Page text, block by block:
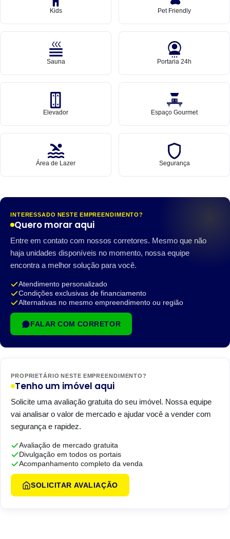
Kids Pet Friendly
Sauna Portaria 24h
Elevador Espaço Gourmet
Área de Lazer Segurança
INTERESSADO NESTE EMPREENDIMENTO?
Quero morar aqui
Entre em contato com nossos corretores. Mesmo que não
haja unidades disponíveis no momento, nossa equipe
encontra a melhor solução para você.
Atendimento personalizado
Condições exclusivas de financiamento
Alternativas no mesmo empreendimento ou região
FALAR COM CORRETOR
PROPRIETÁRIO NESTE EMPREENDIMENTO?
Tenho um imóvel aqui
Solicite uma avaliação gratuita do seu imóvel. Nossa equipe
vai analisar o valor de mercado e ajudar você a vender com
segurança e rapidez.
Avaliação de mercado gratuita
Divulgação em todos os portais
Acompanhamento completo da venda
SOLICITAR AVALIAÇÃO